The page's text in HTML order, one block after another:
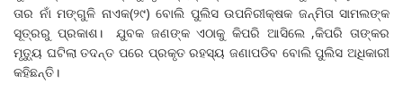
ତାର ନାଁ ମଙ୍ଗୁଳି ନାଏକ(୨୯) ବୋଲି ପୁଲିସ ଉପନିରୀକ୍ଷକ ଜନ୍ମିତା ସାମଲଙ୍କ
ସୂତ୍ରରୁ ପ୍ରକାଶ। ଯୁବକ ଜଣଙ୍କ ଏଠାକୁ କିପରି ଆସିଲେ ,କିପରି ତାଙ୍କର
ମୃତ୍ୟୁ ଘଟିଲା ତଦନ୍ତ ପରେ ପ୍ରକୃତ ରହସ୍ୟ ଜଣାପଡିବ ବୋଲି ପୁଲିସ ଅଧିକାରୀ
କହିଛନ୍ତି।